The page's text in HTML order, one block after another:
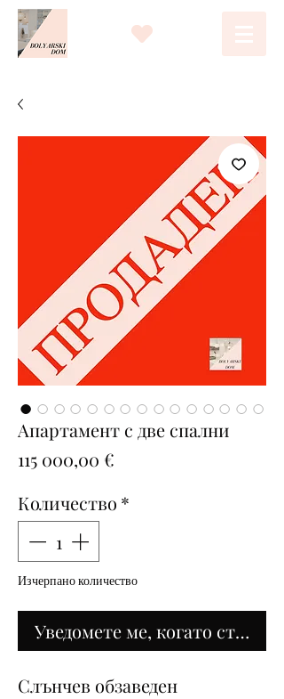
Апартамент с две спални
115 000,00 €
Количество *
Изчерпано количество
Уведомете ме, когато стане
Слънчев обзаведен